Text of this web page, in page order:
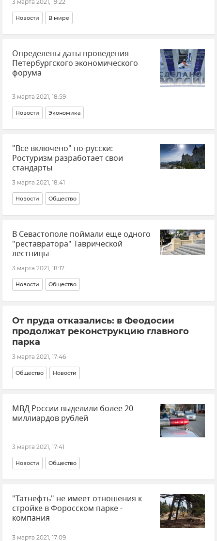
3 марта 2021, 19:22
Новости В мире
Определены даты проведения
Петербургского экономического
форума
3 марта 2021, 18:59
Новости Экономика
"Все включено" по-русски:
Ростуризм разработает свои
стандарты
3 марта 2021, 18:41
Новости Общество
В Севастополе поймали еще одного
"реставратора" Таврической
лестницы
3 марта 2021, 18:17
Новости Общество
От пруда отказались: в Феодосии
продолжат реконструкцию главного
парка
3 марта 2021, 17:46
Общество Новости
МВД России выделили более 20
миллиардов рублей
3 марта 2021, 17:41
Новости Общество
"Татнефть" не имеет отношения к
стройке в Форосском парке -
компания
3 марта 2021, 17:09